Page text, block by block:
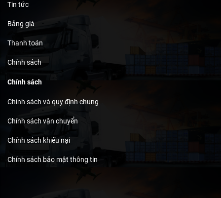
Tin tức
Bảng giá
Thanh toán
Chính sách
Chính sách
Chính sách và quy định chung
Chính sách vận chuyển
Chính sách khiếu nại
Chính sách bảo mật thông tin